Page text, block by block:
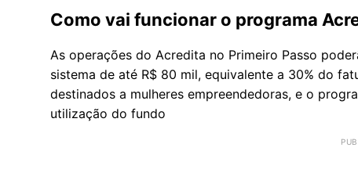
Como vai funcionar o programa
As operações do Acredita no Primeiro Passo
sistema de até R$ 80 mil, equivalente a 30% do
destinados a mulheres empreendedoras, e o
utilização do fundo